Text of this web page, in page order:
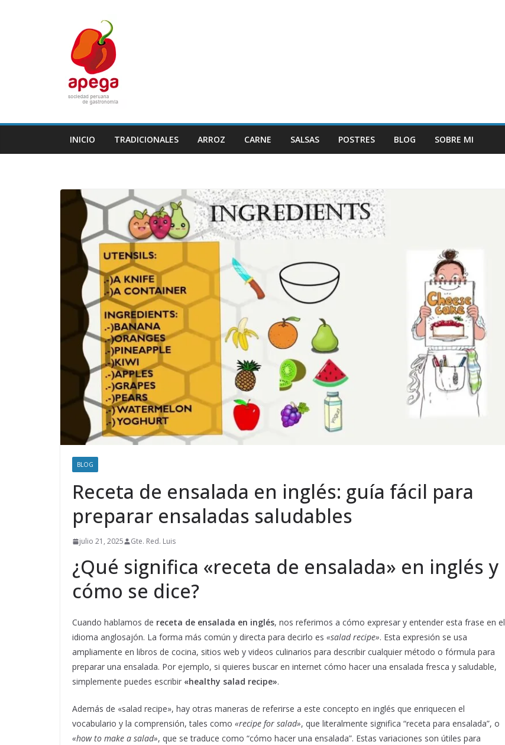
INICIO TRADICIONALES ARROZ CARNE SALSAS POSTRES BLOG SOBRE MI
BLOG
Receta de ensalada en inglés: guía fácil para
preparar ensaladas saludables
julio 21, 2025 Gte. Red. Luis
¿Qué significa «receta de ensalada» en inglés y
cómo se dice?
Cuando hablamos de receta de ensalada en inglés, nos referimos a cómo expresar y entender esta frase en el
idioma anglosajón. La forma más común y directa para decirlo es «salad recipe». Esta expresión se usa
ampliamente en libros de cocina, sitios web y videos culinarios para describir cualquier método o fórmula para
preparar una ensalada. Por ejemplo, si quieres buscar en internet cómo hacer una ensalada fresca y saludable,
simplemente puedes escribir «healthy salad recipe».
Además de «salad recipe», hay otras maneras de referirse a este concepto en inglés que enriquecen el
vocabulario y la comprensión, tales como «recipe for salad», que literalmente significa “receta para ensalada”, o
«how to make a salad», que se traduce como “cómo hacer una ensalada”. Estas variaciones son útiles para